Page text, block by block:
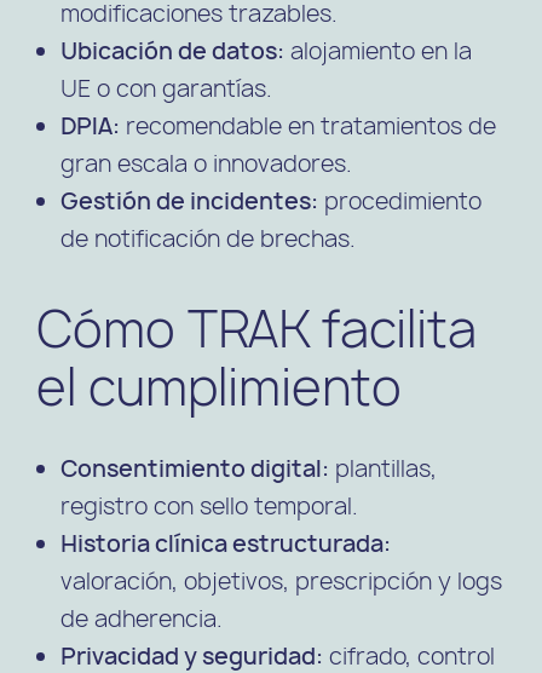
modificaciones trazables.
Ubicación de datos: alojamiento en la
UE o con garantías.
DPIA: recomendable en tratamientos de
gran escala o innovadores.
Gestión de incidentes: procedimiento
de notificación de brechas.
Cómo TRAK facilita
el cumplimiento
Consentimiento digital: plantillas,
registro con sello temporal.
Historia clínica estructurada:
valoración, objetivos, prescripción y logs
de adherencia.
Privacidad y seguridad: cifrado, control